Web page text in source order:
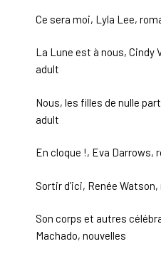
Ce sera moi, Lyla Lee,
La Lune est à nous, Cindy
adult
Nous, les filles de nulle
adult
En cloque !, Eva Darrows,
Sortir d’ici, Renée
Son corps et autres
Machado, nouvelles